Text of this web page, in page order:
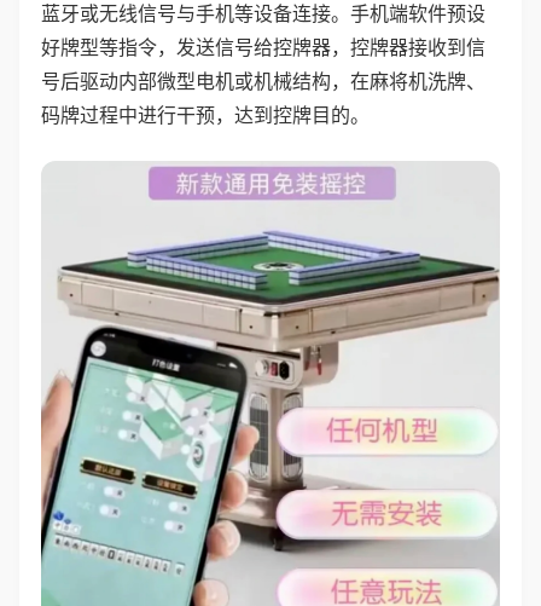
蓝牙或无线信号与手机等设备连接。手机端软件预设
好牌型等指令，发送信号给控牌器，控牌器接收到信
号后驱动内部微型电机或机械结构，在麻将机洗牌、
码牌过程中进行干预，达到控牌目的。